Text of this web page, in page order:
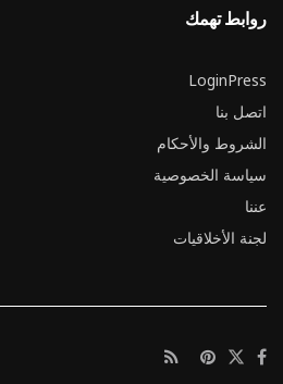
روابط تهمك
LoginPress
اتصل بنا
الشروط والأحكام
سياسة الخصوصية
عننا
لجنة الأخلاقيات